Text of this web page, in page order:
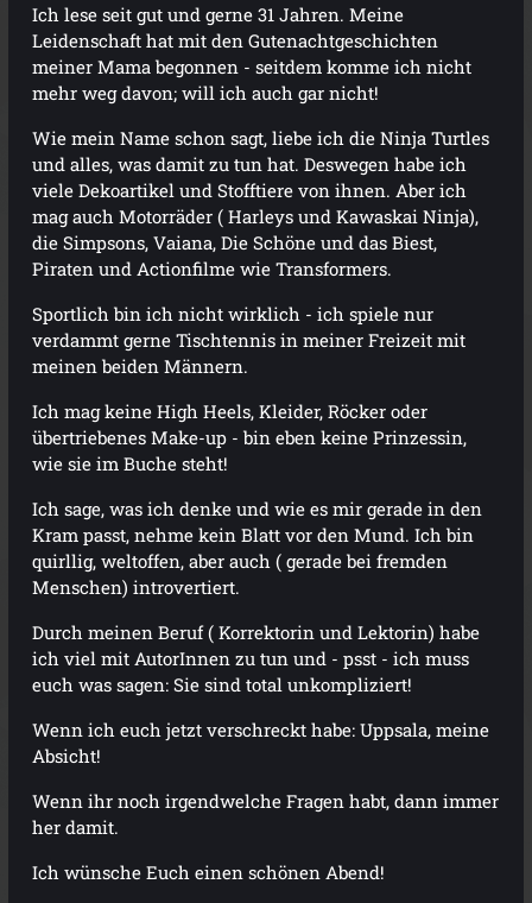
Ich lese seit gut und gerne 31 Jahren. Meine
Leidenschaft hat mit den Gutenachtgeschichten
meiner Mama begonnen - seitdem komme ich nicht
mehr weg davon; will ich auch gar nicht!
Wie mein Name schon sagt, liebe ich die Ninja Turtles
und alles, was damit zu tun hat. Deswegen habe ich
viele Dekoartikel und Stofftiere von ihnen. Aber ich
mag auch Motorräder ( Harleys und Kawaskai Ninja),
die Simpsons, Vaiana, Die Schöne und das Biest,
Piraten und Actionfilme wie Transformers.
Sportlich bin ich nicht wirklich - ich spiele nur
verdammt gerne Tischtennis in meiner Freizeit mit
meinen beiden Männern.
Ich mag keine High Heels, Kleider, Röcker oder
übertriebenes Make-up - bin eben keine Prinzessin,
wie sie im Buche steht!
Ich sage, was ich denke und wie es mir gerade in den
Kram passt, nehme kein Blatt vor den Mund. Ich bin
quirllig, weltoffen, aber auch ( gerade bei fremden
Menschen) introvertiert.
Durch meinen Beruf ( Korrektorin und Lektorin) habe
ich viel mit AutorInnen zu tun und - psst - ich muss
euch was sagen: Sie sind total unkompliziert!
Wenn ich euch jetzt verschreckt habe: Uppsala, meine
Absicht!
Wenn ihr noch irgendwelche Fragen habt, dann immer
her damit.
Ich wünsche Euch einen schönen Abend!